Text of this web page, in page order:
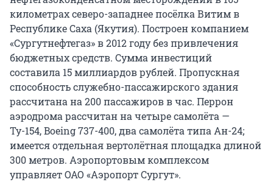
километрах северо-западнее посёлка Витим в
Республике Саха (Якутия). Построен компанием
«Сургутнефтегаз» в 2012 году без привлечения
бюджетных средств. Сумма инвестиций
составила 15 миллиардов рублей. Пропускная
способность служебно-пассажирского здания
рассчитана на 200 пассажиров в час. Перрон
аэродрома рассчитан на четыре самолёта —
Ту-154, Boeing 737-400, два самолёта типа Ан-24;
имеется отдельная вертолётная площадка длиной
300 метров. Аэропортовым комплексом
управляет ОАО «Аэропорт Сургут».